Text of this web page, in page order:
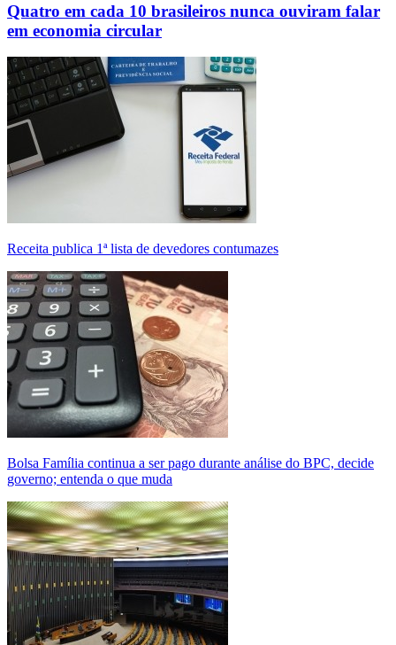
Quatro em cada 10 brasileiros nunca ouviram falar
em economia circular
Receita publica 1ª lista de devedores contumazes
Bolsa Família continua a ser pago durante análise do BPC, decide
governo; entenda o que muda